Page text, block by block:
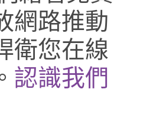
網路推動
衛您在線
認識我們